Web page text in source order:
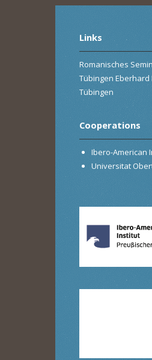
Links
Romanisches
Tübingen
Tübingen
Cooperations
Ibero-American
Universitat